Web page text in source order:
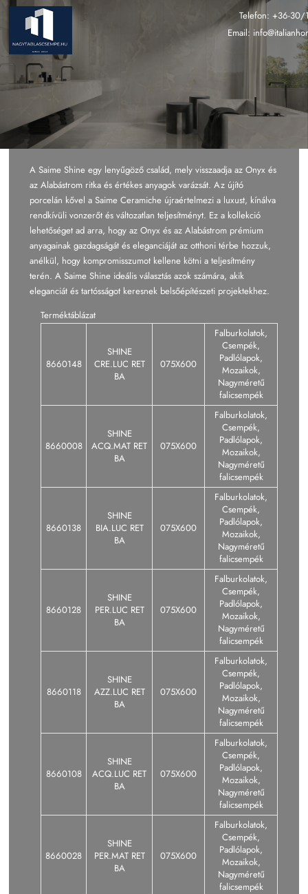
Ugrás
tartalomra
Telefon: +36-30/
Email:
A Saime Shine egy lenyűgöző család, mely visszaadja az Onyx és
az Alabástrom ritka és értékes anyagok varázsát. Az újító
porcelán kővel a Saime Ceramiche újraértelmezi a luxust, kínálva
rendkívüli vonzerőt és változatlan teljesítményt. Ez a kollekció
lehetőséget ad arra, hogy az Onyx és az Alabástrom prémium
anyagainak gazdagságát és eleganciáját az otthoni térbe hozzuk,
anélkül, hogy kompromisszumot kellene kötni a teljesítmény
terén. A Saime Shine ideális választás azok számára, akik
eleganciát és tartósságot keresnek belsőépítészeti projektekhez.
Terméktáblázat
8660148
SHINE
CRE.LUC RET
BA
075X600
Falburkolatok,
Csempék,
Padlólapok,
Mozaikok,
Nagyméretű
falicsempék
8660008
SHINE
ACQ.MAT RET
BA
075X600
Falburkolatok,
Csempék,
Padlólapok,
Mozaikok,
Nagyméretű
falicsempék
8660138
SHINE
BIA.LUC RET
BA
075X600
Falburkolatok,
Csempék,
Padlólapok,
Mozaikok,
Nagyméretű
falicsempék
8660128
SHINE
PER.LUC RET
BA
075X600
Falburkolatok,
Csempék,
Padlólapok,
Mozaikok,
Nagyméretű
falicsempék
8660118
SHINE
AZZ.LUC RET
BA
075X600
Falburkolatok,
Csempék,
Padlólapok,
Mozaikok,
Nagyméretű
falicsempék
8660108
SHINE
ACQ.LUC RET
BA
075X600
Falburkolatok,
Csempék,
Padlólapok,
Mozaikok,
Nagyméretű
falicsempék
8660028
SHINE
PER.MAT RET
BA
075X600
Falburkolatok,
Csempék,
Padlólapok,
Mozaikok,
Nagyméretű
falicsempék